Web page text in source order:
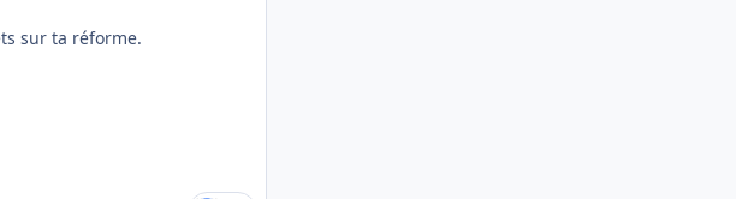
sur ta réforme.